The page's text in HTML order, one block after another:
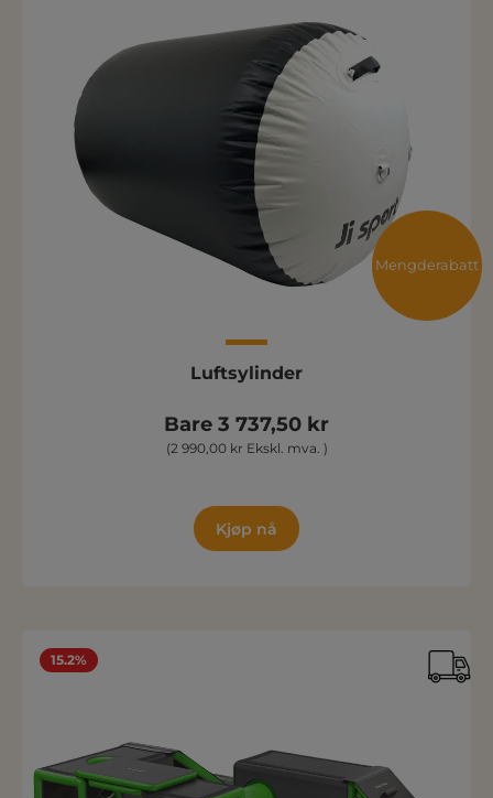
Mengderabatt
Luftsylinder
Bare 3 737,50 kr
(2 990,00 kr Ekskl. mva. )
Kjøp nå
15.2%